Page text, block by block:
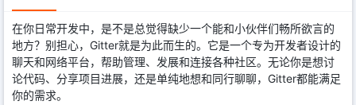
在你日常开发中，是不是总觉得缺少一个能和小伙伴们畅所欲言的
地方？别担心，Gitter就是为此而生的。它是一个专为开发者设计的
聊天和网络平台，帮助管理、发展和连接各种社区。无论你是想讨
论代码、分享项目进展，还是单纯地想和同行聊聊，Gitter都能满足
你的需求。